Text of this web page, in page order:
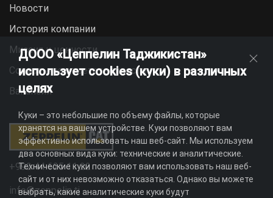
Новости
История компании
Миссия и ценности
Социальная ответственность
Вакансии
+992 44 625 11 22
info@zeppelin.tj
ДООО «Цеппелин Таджикистан»
использует cookies (куки) в различных
целях
Куки – это небольшие по объему файлы, которые
хранятся на вашем устройстве. Куки позволяют вам
эффективно использовать наш веб-сайт. Мы используем
два основных вида куки: технические и аналитические.
Технические куки позволяют вам использовать наш веб-
сайт и от них невозможно отказаться. Однако вы можете
выбрать, какие аналитические куки будут